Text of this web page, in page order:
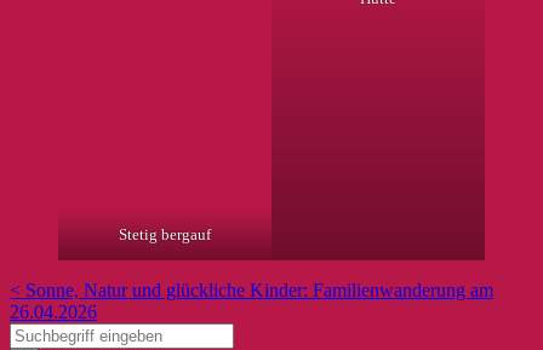
Stetig bergauf
< Sonne, Natur und glückliche Kinder: Familienwanderung am
26.04.2026